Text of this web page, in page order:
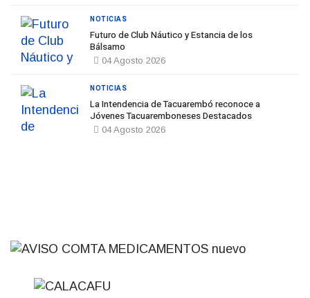
Futuro de Club Náutico y Estancia de los
Bálsamo
04 Agosto 2026
NOTICIAS
La Intendencia de Tacuarembó reconoce a
Jóvenes Tacuaremboneses Destacados
04 Agosto 2026
NOTICIAS